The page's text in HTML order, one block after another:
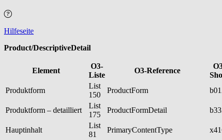
Hilfeseite
Product/DescriptiveDetail
Element
O3-
Liste
O3-Reference
Produktform
List
150
ProductForm
Produktform – detailliert
List
175
ProductFormDetail
Hauptinhalt
List
81
PrimaryContentType